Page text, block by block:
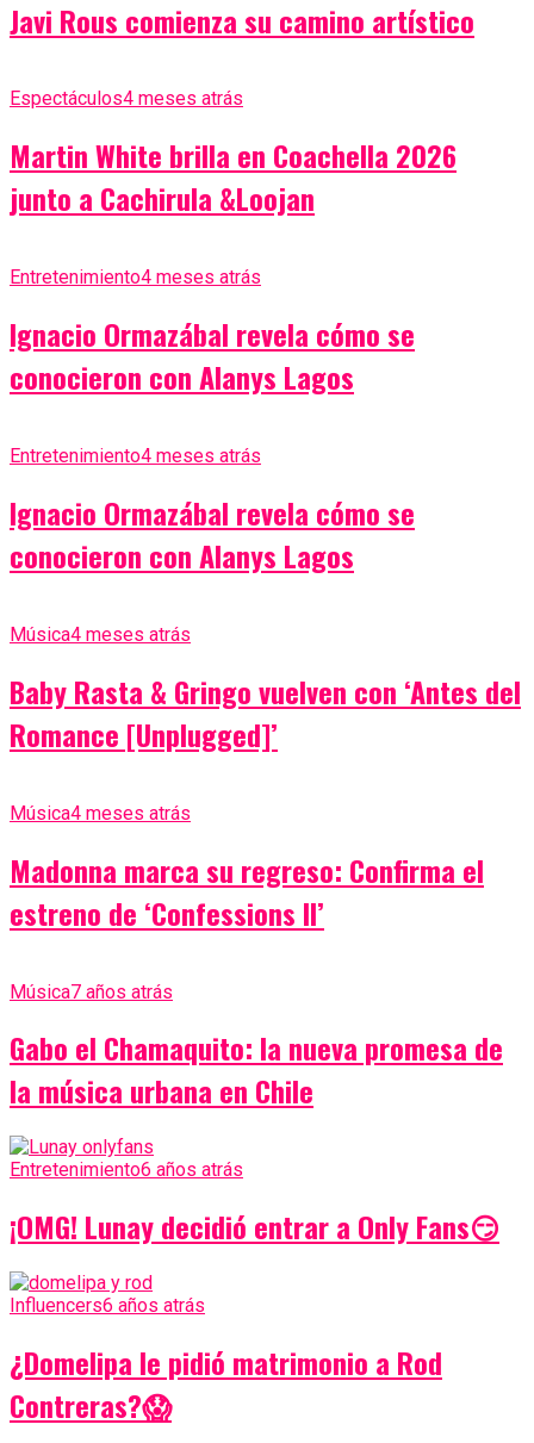
Javi Rous comienza su camino artístico
Espectáculos4 meses atrás
Martin White brilla en Coachella 2026
junto a Cachirula &Loojan
Entretenimiento4 meses atrás
Ignacio Ormazábal revela cómo se
conocieron con Alanys Lagos
Entretenimiento4 meses atrás
Ignacio Ormazábal revela cómo se
conocieron con Alanys Lagos
Música4 meses atrás
Baby Rasta & Gringo vuelven con ‘Antes del
Romance [Unplugged]’
Música4 meses atrás
Madonna marca su regreso: Confirma el
estreno de ‘Confessions II’
Música7 años atrás
Gabo el Chamaquito: la nueva promesa de
la música urbana en Chile
Entretenimiento6 años atrás
¡OMG! Lunay decidió entrar a Only Fans😏
Influencers6 años atrás
¿Domelipa le pidió matrimonio a Rod
Contreras?😱